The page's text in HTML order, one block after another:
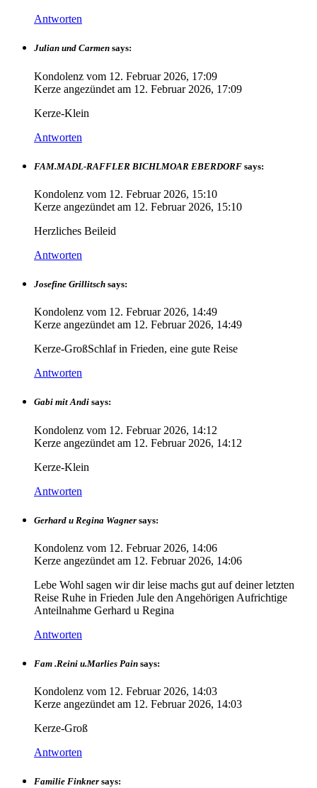
Antworten
Julian und Carmen says:
Kondolenz vom 12. Februar 2026, 17:09
Kerze angezündet am 12. Februar 2026, 17:09
Kerze-Klein
Antworten
FAM.MADL-RAFFLER BICHLMOAR EBERDORF says:
Kondolenz vom 12. Februar 2026, 15:10
Kerze angezündet am 12. Februar 2026, 15:10
Herzliches Beileid
Antworten
Josefine Grillitsch says:
Kondolenz vom 12. Februar 2026, 14:49
Kerze angezündet am 12. Februar 2026, 14:49
Kerze-GroßSchlaf in Frieden, eine gute Reise
Antworten
Gabi mit Andi says:
Kondolenz vom 12. Februar 2026, 14:12
Kerze angezündet am 12. Februar 2026, 14:12
Kerze-Klein
Antworten
Gerhard u Regina Wagner says:
Kondolenz vom 12. Februar 2026, 14:06
Kerze angezündet am 12. Februar 2026, 14:06
Lebe Wohl sagen wir dir leise machs gut auf deiner letzten
Reise Ruhe in Frieden Jule den Angehörigen Aufrichtige
Anteilnahme Gerhard u Regina
Antworten
Fam .Reini u.Marlies Pain says:
Kondolenz vom 12. Februar 2026, 14:03
Kerze angezündet am 12. Februar 2026, 14:03
Kerze-Groß
Antworten
Familie Finkner says: